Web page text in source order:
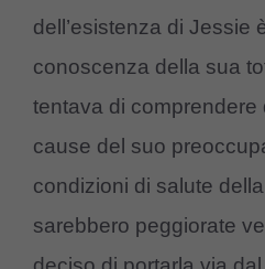
dell’esistenza di Jessie
conoscenza della sua
tentava di comprendere
cause del suo
condizioni di salute
sarebbero peggiorate